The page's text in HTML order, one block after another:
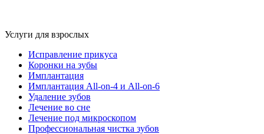
Услуги для взрослых
Исправление прикуса
Коронки на зубы
Имплантация
Имплантация All-on-4 и All-on-6
Удаление зубов
Лечение во сне
Лечение под микроскопом
Профессиональная чистка зубов